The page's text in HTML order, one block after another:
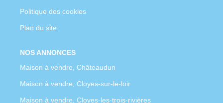
Politique des cookies
Plan du site
NOS ANNONCES
Maison à vendre, Châteaudun
Maison à vendre, Cloyes-sur-le-loir
Maison à vendre, Cloyes-les-trois-rivières